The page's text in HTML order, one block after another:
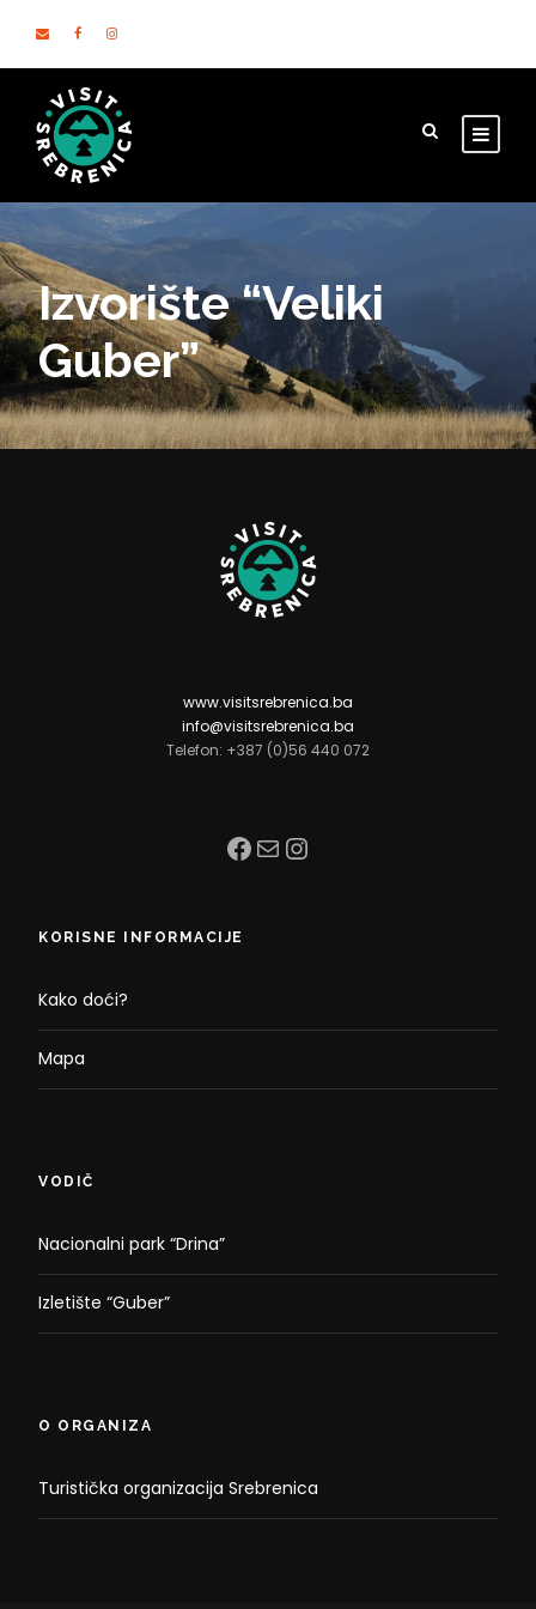
Izvorište “Veliki
Guber”
www.visitsrebrenica.ba
info@visitsrebrenica.ba
Telefon: +387 (0)56 440 072
Facebook Mail Instagram
KORISNE INFORMACIJE
Kako doći?
Mapa
VODIČ
Nacionalni park “Drina”
Izletište “Guber”
O ORGANIZA
Turistička organizacija Srebrenica